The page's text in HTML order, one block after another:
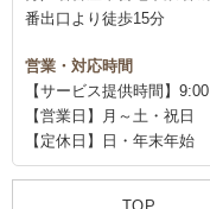
番出口より徒歩15分
営業・対応時間
【サービス提供時間】
【営業日】月～土・祝日
【定休日】日・年末年始
TOP